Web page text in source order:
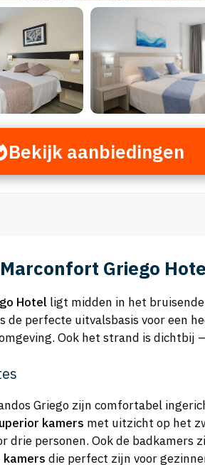
Bekijk aanbiedingen
Marconfort Griego
Hotel ligt midden in het
de perfecte uitvalsbasis voor een
Ook het strand is
Griego zijn comfortabel
kamers met uitzicht op het
drie personen. Ook de badkamers
kamers die perfect zijn voor